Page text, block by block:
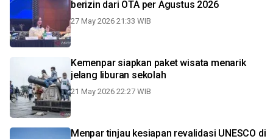
berizin dari OTA per Agustus 2026
27 May 2026 21:33 WIB
Kemenpar siapkan paket wisata menarik
jelang liburan sekolah
21 May 2026 22:27 WIB
Menpar tinjau kesiapan revalidasi UNESCO di